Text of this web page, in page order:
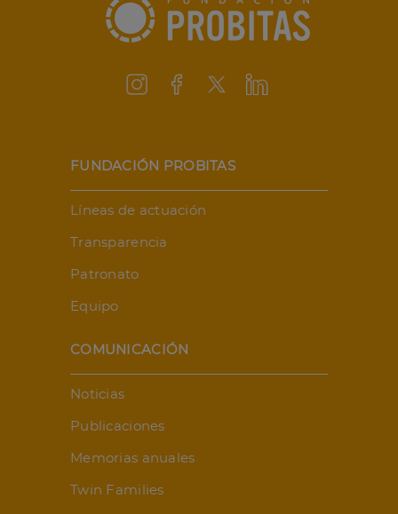
FUNDACIÓN PROBITAS
Líneas de actuación
Transparencia
Patronato
Equipo
COMUNICACIÓN
Noticias
Publicaciones
Memorias anuales
Twin Families